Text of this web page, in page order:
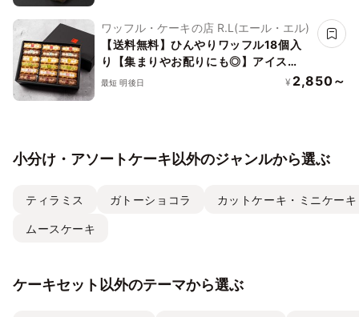
ワッフル・ケーキの店 R.L(エール・エル)
【送料無料】ひんやりワッフル18個入
り【集まりやお配りにも◎】アイス
2026
最短 明後日 ¥ 2,850～
小分け・アソートケーキ以外のジャンルから選ぶ
ティラミス ガトーショコラ カットケーキ・ミニケーキ
ムースケーキ
ケーキセット以外のテーマから選ぶ